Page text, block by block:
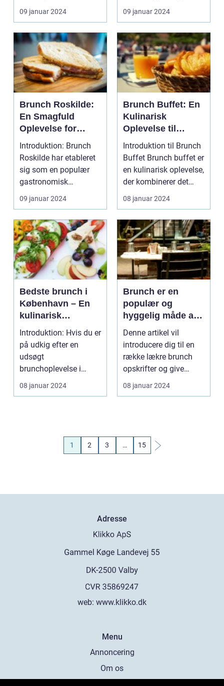
pandekager alsidige
og lette...
09 januar 2024
weekendmorgen m...
09 januar 2024
Brunch Roskilde:
En Smagfuld
Oplevelse for
Eventyrlystne
Rejsende og
Backpackere
Introduktion: Brunch
Roskilde har etableret
sig som en populær
gastronomisk
oplevelse for både
loka...
09 januar 2024
Brunch Buffet: En
Kulinarisk
Oplevelse til
Eventyrrejsende
og Backpackere
Introduktion til Brunch
Buffet Brunch buffet er
en kulinarisk oplevelse,
der kombinerer det
bedste ...
08 januar 2024
Bedste brunch i
København – En
kulinarisk
oplevelse i byens
hjerte
Introduktion: Hvis du er
på udkig efter en
udsøgt
brunchoplevelse i
København, er du
kommet til det ...
08 januar 2024
Brunch er en
populær og
hyggelig måde at
starte dagen på,
der kombinerer det
bedste fra
morgenmad og
frokost
Denne artikel vil
introducere dig til en
række lækre brunch
opskrifter og give
indsigt i, hvad der e...
08 januar 2024
1 2 3 … 15
Adresse
web: www.klikko.dk
Menu
Annoncering
Om os